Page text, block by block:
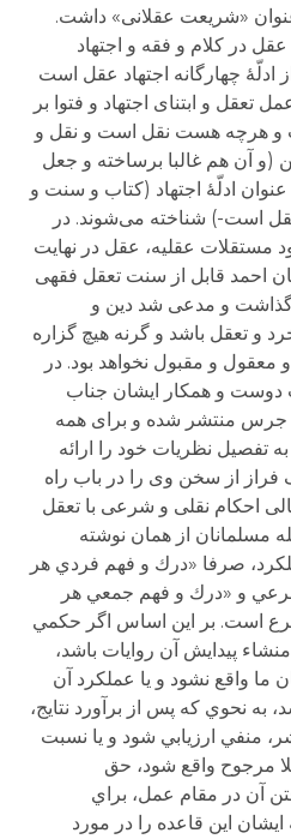
«شریعت عقلانی» داشت.
در کلام و فقه و اجتهاد
چهارگانه اجتهاد عقل است
تعقل و ابتنای اجتهاد و فتوا بر
و هرچه هست نقل است و نقل و
(و آن هم غالبا برساخته و جعل
ادلّۀ اجتهاد (کتاب و سنت و
است-) شناخته می‌شوند. در
مستقلات عقلیه، عقل در نهایت
احمد قابل از سنت تعقل فقهی
گذاشت و مدعی شد دین و
و تعقل باشد و گرنه هیچ گزاره
معقول و مقبول نخواهد بود. در
دوست و همکار ایشان جناب
جرس منتشر شده و برای همه
تفصیل نظریات خود را ارائه
فراز از سخن وی را در باب راه
احکام نقلی و شرعی با تعقل
مسلمانان از همان نوشته
صرفا «درك و فهم فردي هر
و «درك و فهم جمعي هر
است. بر اين اساس اگر حكمي
پيدايش آن روايات باشد،
واقع نشود و يا عملكرد آن
به نحوي كه پس از برآورد نتايج،
منفي ارزيابي شود و يا نسبت
مرجوح واقع شود، حق
آن در مقام عمل، براي
این قاعده را در مورد